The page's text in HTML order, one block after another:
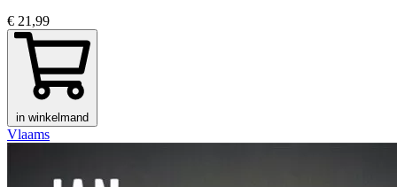
€ 21,99
in winkelmand
Vlaams